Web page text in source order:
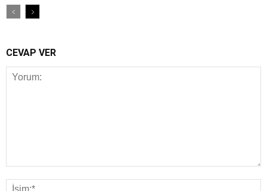
CEVAP VER